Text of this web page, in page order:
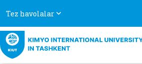
Tez havolalar